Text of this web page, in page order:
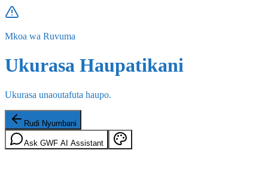
Mkoa wa Ruvuma
Ukurasa Haupatikani
Ukurasa unaoutafuta haupo.
Rudi Nyumbani
Ask GWF AI Assistant